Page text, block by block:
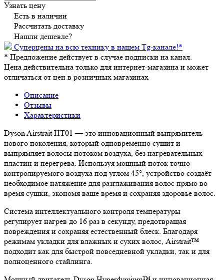
Узнать цену
Есть в наличии
Рассчитать доставку
Нашли дешевле?
Суперцены на всю технику в нашем Tg-канале!*
* Предложение действует в случае подписки на канал.
Цена действительна только для интернет-магазина и может
отличаться от цен в розничных магазинах
Описание
Отзывы
Характеристики
Dyson Airstrait HT01 — это инновационный выпрямитель
нового поколения, который одновременно сушит и
выпрямляет волосы потоком воздуха, без нагревательных
пластин и перегрева. Используя мощный поток точно
контролируемого воздуха под углом 45°, устройство создаёт
необходимое натяжение для разглаживания волос прямо во
время сушки, экономя ваше время и сохраняя здоровье волос.
Система интеллектуального контроля температуры
регулирует нагрев до 16 раз в секунду, предотвращая
повреждения и сохраняя естественный блеск. Благодаря
режимам укладки для влажных и сухих волос, Airstrait™
подходит как для быстрой повседневной укладки, так и для
полноценного стайлинга.